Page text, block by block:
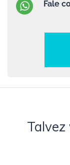
Fale
Talvez